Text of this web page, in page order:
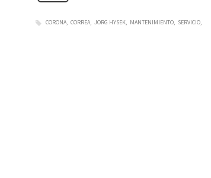
CORONA CORREA JORG HYSEK MANTENIMIENTO SERVICIO